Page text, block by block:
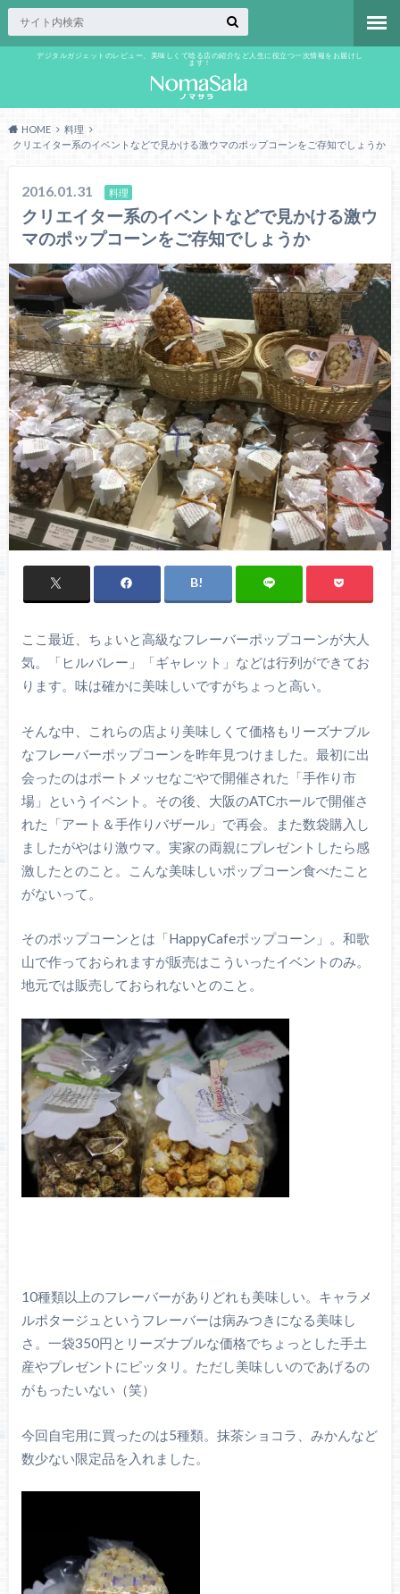
デジタルガジェットのレビュー、美味しくて唸る店の紹介など人生に役立つ一次情報をお届けし
ます！
HOME
料理
クリエイター系のイベントなどで見かける激ウマのポップコーンをご存知でしょうか
2016.01.31 料理
クリエイター系のイベントなどで見かける激ウ
マのポップコーンをご存知でしょうか
ここ最近、ちょいと高級なフレーバーポップコーンが大人
気。「ヒルバレー」「ギャレット」などは行列ができてお
ります。味は確かに美味しいですがちょっと高い。
そんな中、これらの店より美味しくて価格もリーズナブル
なフレーバーポップコーンを昨年見つけました。最初に出
会ったのはポートメッセなごやで開催された「手作り市
場」というイベント。その後、大阪のATCホールで開催さ
れた「アート＆手作りバザール」で再会。また数袋購入し
ましたがやはり激ウマ。実家の両親にプレゼントしたら感
激したとのこと。こんな美味しいポップコーン食べたこと
がないって。
そのポップコーンとは「HappyCafeポップコーン」。和歌
山で作っておられますが販売はこういったイベントのみ。
地元では販売しておられないとのこと。
10種類以上のフレーバーがありどれも美味しい。キャラメ
ルポタージュというフレーバーは病みつきになる美味し
さ。一袋350円とリーズナブルな価格でちょっとした手土
産やプレゼントにピッタリ。ただし美味しいのであげるの
がもったいない（笑）
今回自宅用に買ったのは5種類。抹茶ショコラ、みかんなど
数少ない限定品を入れました。